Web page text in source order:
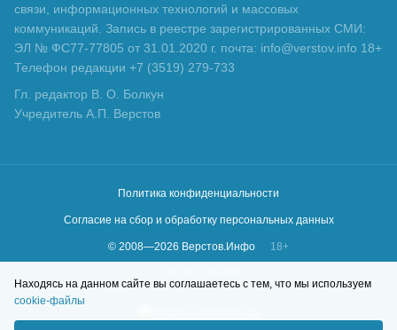
связи, информационных технологий и массовых
коммуникаций. Запись в реестре зарегистрированных СМИ:
ЭЛ № ФС77-77805 от 31.01.2020 г. почта: info@verstov.info 18+
Телефон редакции +7 (3519) 279-733
Гл. редактор В. О. Болкун
Учредитель А.П. Верстов
Политика конфиденциальности
Согласие на сбор и обработку персональных данных
© 2008—2026 Верстов.Инфо
18+
Находясь на данном сайте вы соглашаетесь с тем, что мы используем
cookie-файлы